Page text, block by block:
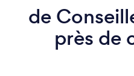
de
près de